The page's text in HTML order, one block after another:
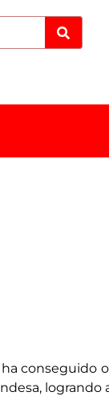
ha conseguido